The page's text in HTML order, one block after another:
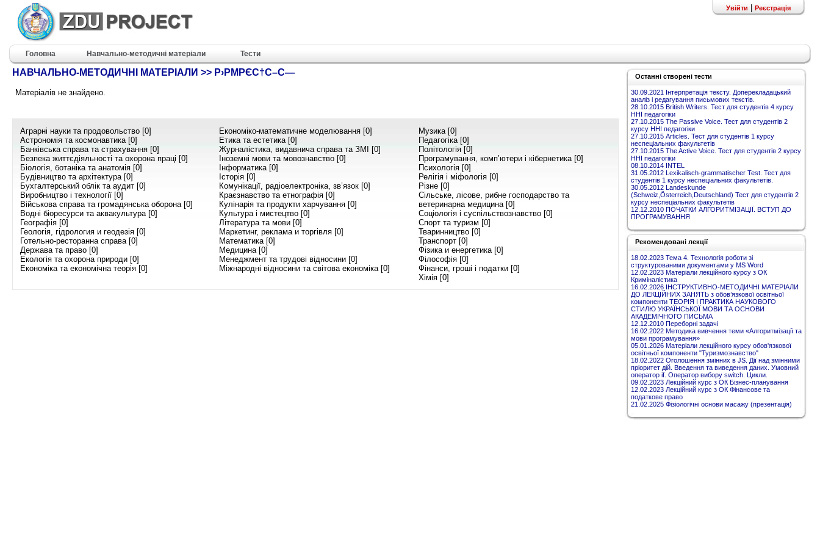
Увійти Реєстрація
Головна Навчально-методичні матеріали Тести
НАВЧАЛЬНО-МЕТОДИЧНІ МАТЕРІАЛИ >> Р›РΜРЄС†С–С—
Матеріалів не знайдено.
Аграрні науки та продовольство [0]
Астрономія та космонавтика [0]
Банківська справа та страхування [0]
Безпека життєдіяльності та охорона праці [0]
Біологія, ботаніка та анатомія [0]
Будівництво та архітектура [0]
Бухгалтерський облік та аудит [0]
Виробництво і технології [0]
Військова справа та громадянська оборона [0]
Водні біоресурси та аквакультура [0]
Географія [0]
Геологія, гідрология и геодезія [0]
Готельно-ресторанна справа [0]
Держава та право [0]
Екологія та охорона природи [0]
Економіка та економічна теорія [0]
Економіко-математичне моделювання [0]
Етика та естетика [0]
Журналістика, видавнича справа та ЗМІ [0]
Іноземні мови та мовознавство [0]
Інформатика [0]
Історія [0]
Комунікації, радіоелектроніка, зв’язок [0]
Краєзнавство та етнографія [0]
Кулінарія та продукти харчування [0]
Культура і мистецтво [0]
Література та мови [0]
Маркетинг, реклама и торгівля [0]
Математика [0]
Медицина [0]
Менеджмент та трудові відносини [0]
Міжнародні відносини та світова економіка [0]
Музика [0]
Педагогіка [0]
Політологія [0]
Програмування, комп’ютери і кібернетика [0]
Психологія [0]
Релігія і міфологія [0]
Різне [0]
Сільське, лісове, рибне господарство та
ветеринарна медицина [0]
Соціологія і суспільствознавство [0]
Спорт та туризм [0]
Тваринництво [0]
Транспорт [0]
Фізика и енергетика [0]
Філософія [0]
Фінанси, гроші і податки [0]
Хімія [0]
Останні створені тести
30.09.2021 Інтерпретація тексту. Доперекладацький
аналіз і редагування письмових текстів.
28.10.2015 British Writers. Тест для студентів 4 курсу
ННІ педагогіки
27.10.2015 The Passive Voice. Тест для студентів 2
курсу ННІ педагогіки
27.10.2015 Articles. Тест для студентів 1 курсу
неспеціальних факультетів
27.10.2015 The Active Voice. Тест для студентів 2 курсу
ННІ педагогіки
08.10.2014 INTEL
31.05.2012 Lexikalisch-grammatischer Test. Тест для
студентів 1 курсу неспеціальних факультетів.
30.05.2012 Landeskunde
(Schweiz,Österreich,Deutschland) Тест для студентів 2
курсу неспеціальних факультетів
12.12.2010 ПОЧАТКИ АЛГОРИТМІЗАЦІЇ. ВСТУП ДО
ПРОГРАМУВАННЯ
Рекомендовані лекції
18.02.2023 Тема 4. Технологія роботи зі
структурованими документами у MS Word
12.02.2023 Матеріали лекційного курсу з ОК
Криміналістика
16.02.2026 ІНСТРУКТИВНО-МЕТОДИЧНІ МАТЕРІАЛИ
ДО ЛЕКЦІЙНИХ ЗАНЯТЬ з обов’язкової освітньої
компоненти ТЕОРІЯ І ПРАКТИКА НАУКОВОГО
СТИЛЮ УКРАЇНСЬКОЇ МОВИ ТА ОСНОВИ
АКАДЕМІЧНОГО ПИСЬМА
12.12.2010 Переборні задачі
16.02.2022 Методика вивчення теми «Алгоритмізації та
мови програмування»
05.01.2026 Матеріали лекційного курсу обов'язкової
освітньої компоненти "Туризмознавство"
18.02.2022 Оголошення змінних в JS. Дії над змінними
пріоритет дій. Введення та виведення даних. Умовний
оператор if. Оператор вибору switch. Цикли.
09.02.2023 Лекційний курс з ОК Бізнес-планування
12.02.2023 Лекційний курс з ОК Фінансове та
податкове право
21.02.2025 Фізіологічні основи масажу (презентація)